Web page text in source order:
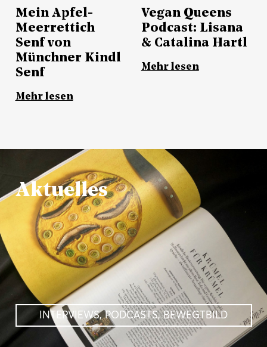
Mein Apfel-
Meerrettich
Senf von
Münchner Kindl
Senf
Mehr lesen
Vegan Queens
Podcast: Lisana
& Catalina Hartl
Mehr lesen
Aktuelles
INTERVIEWS, PODCASTS, BEWEGTBILD